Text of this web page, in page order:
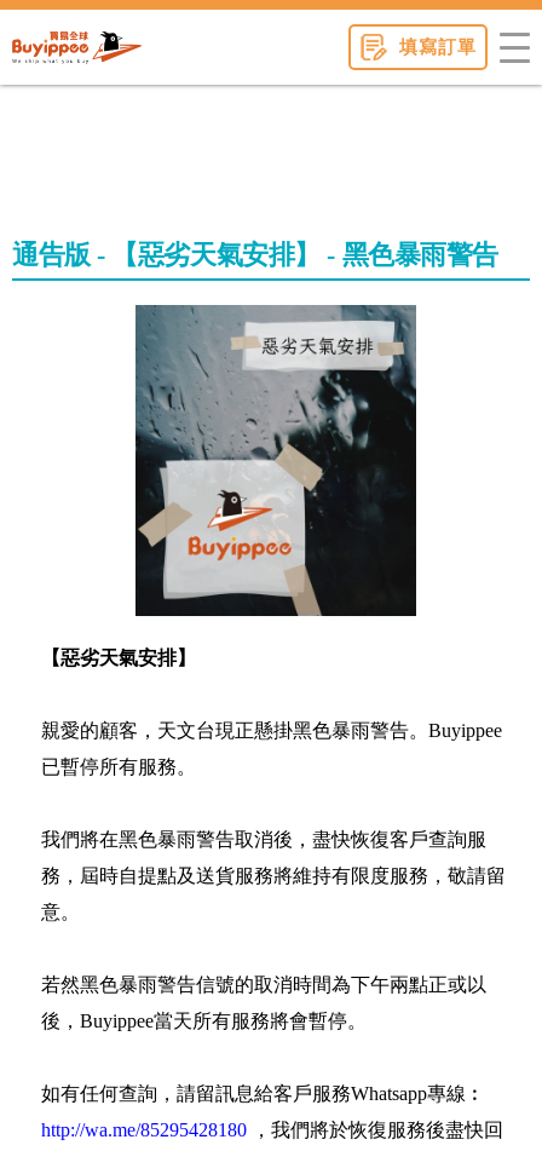
填寫訂單
通告版 - 【惡劣天氣安排】 - 黑色暴雨警告
【惡劣天氣安排】
親愛的顧客，天文台現正懸掛黑色暴雨警告。Buyippee
已暫停所有服務。
我們將在黑色暴雨警告取消後，盡快恢復客戶查詢服
務，屆時自提點及送貨服務將維持有限度服務，敬請留
意。
若然黑色暴雨警告信號的取消時間為下午兩點正或以
後，Buyippee當天所有服務將會暫停。
如有任何查詢，請留訊息給客戶服務Whatsapp專線︰
http://wa.me/85295428180 ，我們將於恢復服務後盡快回